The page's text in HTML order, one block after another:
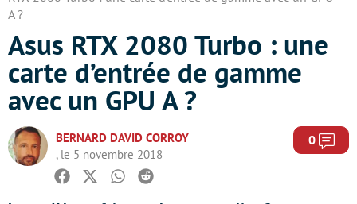
A ?
Asus RTX 2080 Turbo : une
carte d’entrée de gamme
avec un GPU A ?
BERNARD DAVID CORROY
, le 5 novembre 2018
0
Facebook
TwitterWhatsapp
Reddit